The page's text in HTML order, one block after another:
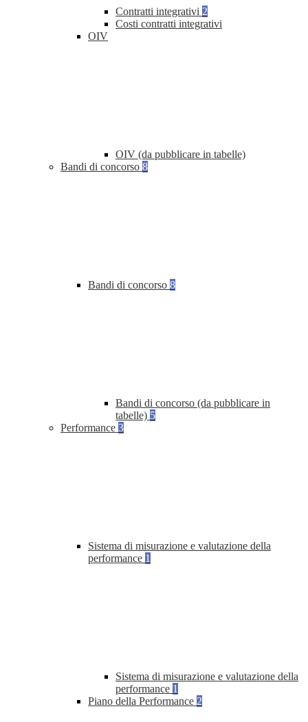
Contratti integrativi 2
Costi contratti integrativi
OIV
OIV (da pubblicare in tabelle)
Bandi di concorso 8
Bandi di concorso 8
Bandi di concorso (da pubblicare in
tabelle) 5
Performance 3
Sistema di misurazione e valutazione della
performance 1
Sistema di misurazione e valutazione della
performance 1
Piano della Performance 2